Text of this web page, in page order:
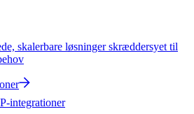
skalerbare løsninger skræddersyet til
integrationer